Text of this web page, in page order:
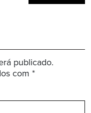
publicado.
com *